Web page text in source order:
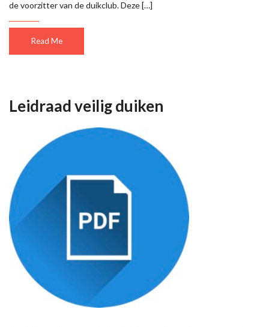
de voorzitter van de duikclub. Deze […]
Read Me
Leidraad veilig duiken